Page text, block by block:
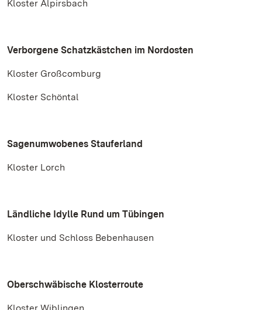
Kloster Alpirsbach
Verborgene Schatzkästchen im Nordosten
Kloster Großcomburg
Kloster Schöntal
Sagenumwobenes Stauferland
Kloster Lorch
Ländliche Idylle Rund um Tübingen
Kloster und Schloss Bebenhausen
Oberschwäbische Klosterroute